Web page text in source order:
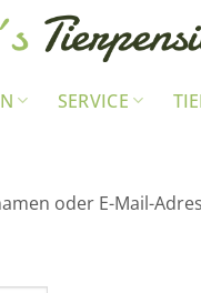
SERVICE
oder E-Mail-